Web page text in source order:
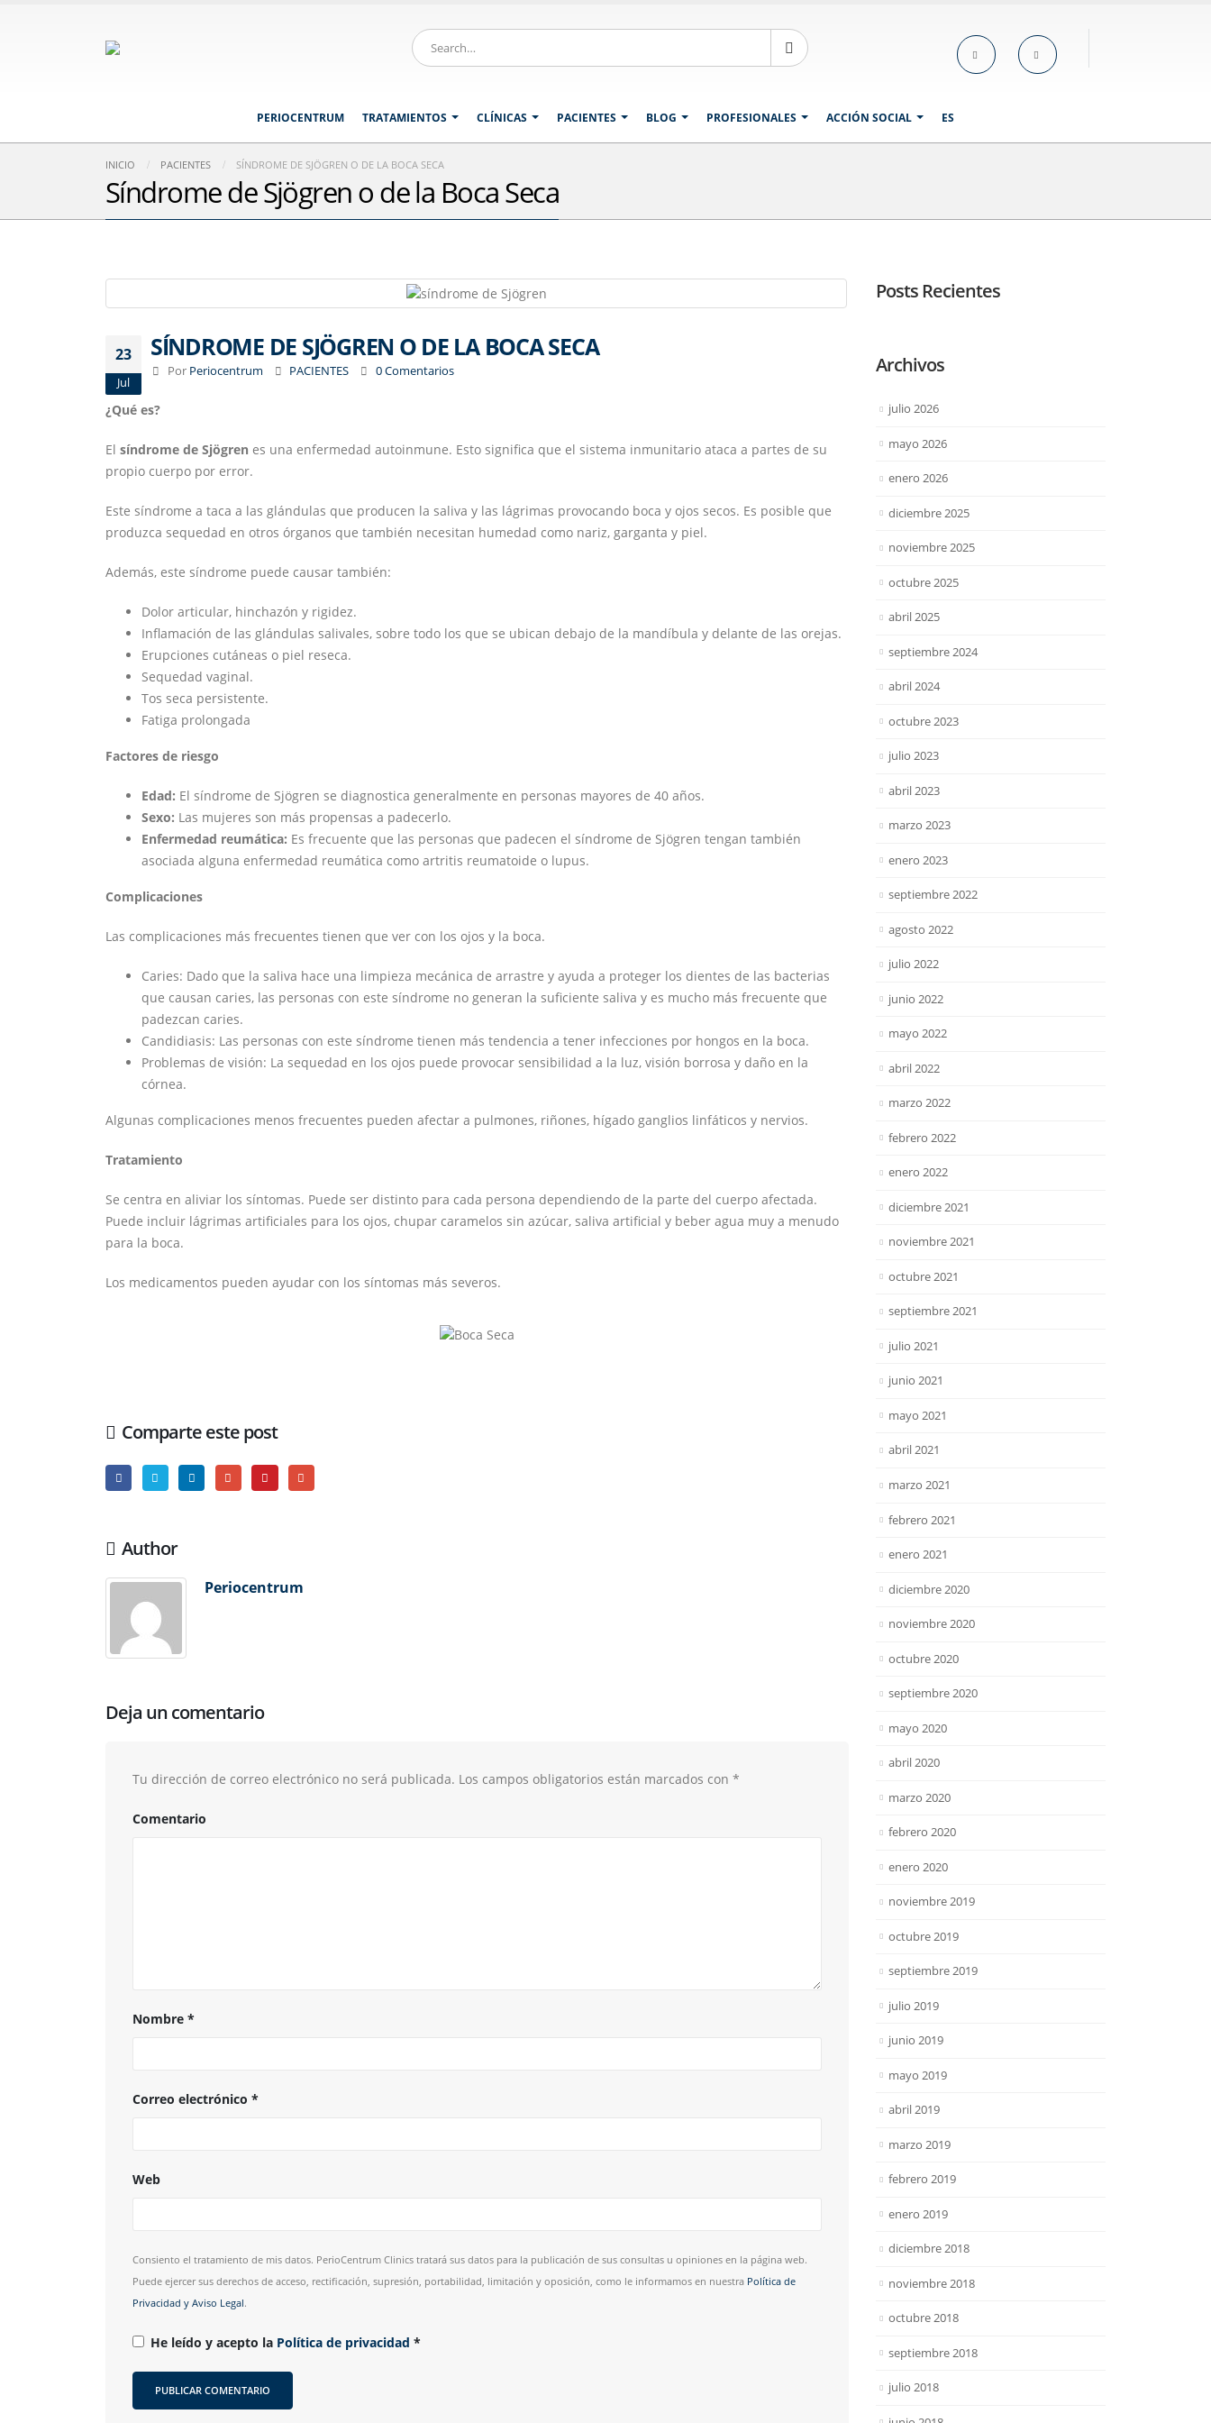
PERIOCENTRUM TRATAMIENTOS CLÍNICAS PACIENTES BLOG PROFESIONALES ACCIÓN SOCIAL ES
INICIO PACIENTES SÍNDROME DE SJÖGREN O DE LA BOCA SECA
Síndrome de Sjögren o de la Boca Seca
23
Jul
SÍNDROME DE SJÖGREN O DE LA BOCA SECA
Por Periocentrum PACIENTES 0 Comentarios
¿Qué es?
El síndrome de Sjögren es una enfermedad autoinmune. Esto significa que el sistema inmunitario ataca a partes de su
propio cuerpo por error.
Este síndrome a taca a las glándulas que producen la saliva y las lágrimas provocando boca y ojos secos. Es posible que
produzca sequedad en otros órganos que también necesitan humedad como nariz, garganta y piel.
Además, este síndrome puede causar también:
Dolor articular, hinchazón y rigidez.
Inflamación de las glándulas salivales, sobre todo los que se ubican debajo de la mandíbula y delante de las orejas.
Erupciones cutáneas o piel reseca.
Sequedad vaginal.
Tos seca persistente.
Fatiga prolongada
Factores de riesgo
Edad: El síndrome de Sjögren se diagnostica generalmente en personas mayores de 40 años.
Sexo: Las mujeres son más propensas a padecerlo.
Enfermedad reumática: Es frecuente que las personas que padecen el síndrome de Sjögren tengan también
asociada alguna enfermedad reumática como artritis reumatoide o lupus.
Complicaciones
Las complicaciones más frecuentes tienen que ver con los ojos y la boca.
Caries: Dado que la saliva hace una limpieza mecánica de arrastre y ayuda a proteger los dientes de las bacterias
que causan caries, las personas con este síndrome no generan la suficiente saliva y es mucho más frecuente que
padezcan caries.
Candidiasis: Las personas con este síndrome tienen más tendencia a tener infecciones por hongos en la boca.
Problemas de visión: La sequedad en los ojos puede provocar sensibilidad a la luz, visión borrosa y daño en la
córnea.
Algunas complicaciones menos frecuentes pueden afectar a pulmones, riñones, hígado ganglios linfáticos y nervios.
Tratamiento
Se centra en aliviar los síntomas. Puede ser distinto para cada persona dependiendo de la parte del cuerpo afectada.
Puede incluir lágrimas artificiales para los ojos, chupar caramelos sin azúcar, saliva artificial y beber agua muy a menudo
para la boca.
Los medicamentos pueden ayudar con los síntomas más severos.
Comparte este post
Author
Periocentrum
Deja un comentario
Tu dirección de correo electrónico no será publicada. Los campos obligatorios están marcados con *
Comentario
Nombre *
Correo electrónico *
Web
Consiento el tratamiento de mis datos. PerioCentrum Clinics tratará sus datos para la publicación de sus consultas u opiniones en la página web.
Puede ejercer sus derechos de acceso, rectificación, supresión, portabilidad, limitación y oposición, como le informamos en nuestra Política de
Privacidad y Aviso Legal.
He leído y acepto la Política de privacidad *
Posts Recientes
Archivos
julio 2026
mayo 2026
enero 2026
diciembre 2025
noviembre 2025
octubre 2025
abril 2025
septiembre 2024
abril 2024
octubre 2023
julio 2023
abril 2023
marzo 2023
enero 2023
septiembre 2022
agosto 2022
julio 2022
junio 2022
mayo 2022
abril 2022
marzo 2022
febrero 2022
enero 2022
diciembre 2021
noviembre 2021
octubre 2021
septiembre 2021
julio 2021
junio 2021
mayo 2021
abril 2021
marzo 2021
febrero 2021
enero 2021
diciembre 2020
noviembre 2020
octubre 2020
septiembre 2020
mayo 2020
abril 2020
marzo 2020
febrero 2020
enero 2020
noviembre 2019
octubre 2019
septiembre 2019
julio 2019
junio 2019
mayo 2019
abril 2019
marzo 2019
febrero 2019
enero 2019
diciembre 2018
noviembre 2018
octubre 2018
septiembre 2018
julio 2018